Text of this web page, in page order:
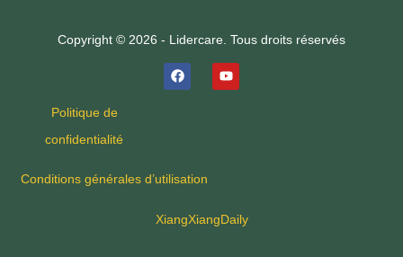
Copyright © 2026 - Lidercare. Tous droits réservés
Politique de
confidentialité
Conditions générales d’utilisation
XiangXiangDaily